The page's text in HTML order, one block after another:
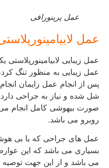
عمل پرینورافی
عمل لابیامینورپلاستی
عمل زیبایی لابیامینورپلاستی
عمل زیبایی به منظور تنگ
پس از انجام عمل زایمان
شل شده و نیاز به جراحی دارد.
صورت بیهوشی کامل انجام می
روبرو می باشد.
عمل های جراحی که با بی
بسیاری می باشد که این عوارض
می باشد و از این جهت توصیه